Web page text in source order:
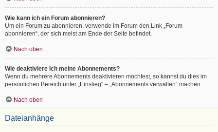
Wie kann ich ein Forum abonnieren?
Um ein Forum zu abonnieren, verwende im Forum den Link „Forum
abonnieren“, der sich meist am Ende der Seite befindet.
Nach oben
Wie deaktiviere ich meine Abonnements?
Wenn du mehrere Abonnements deaktivieren möchtest, so kannst du dies im
persönlichen Bereich unter „Einstieg“ – „Abonnements verwalten“ machen.
Nach oben
Dateianhänge